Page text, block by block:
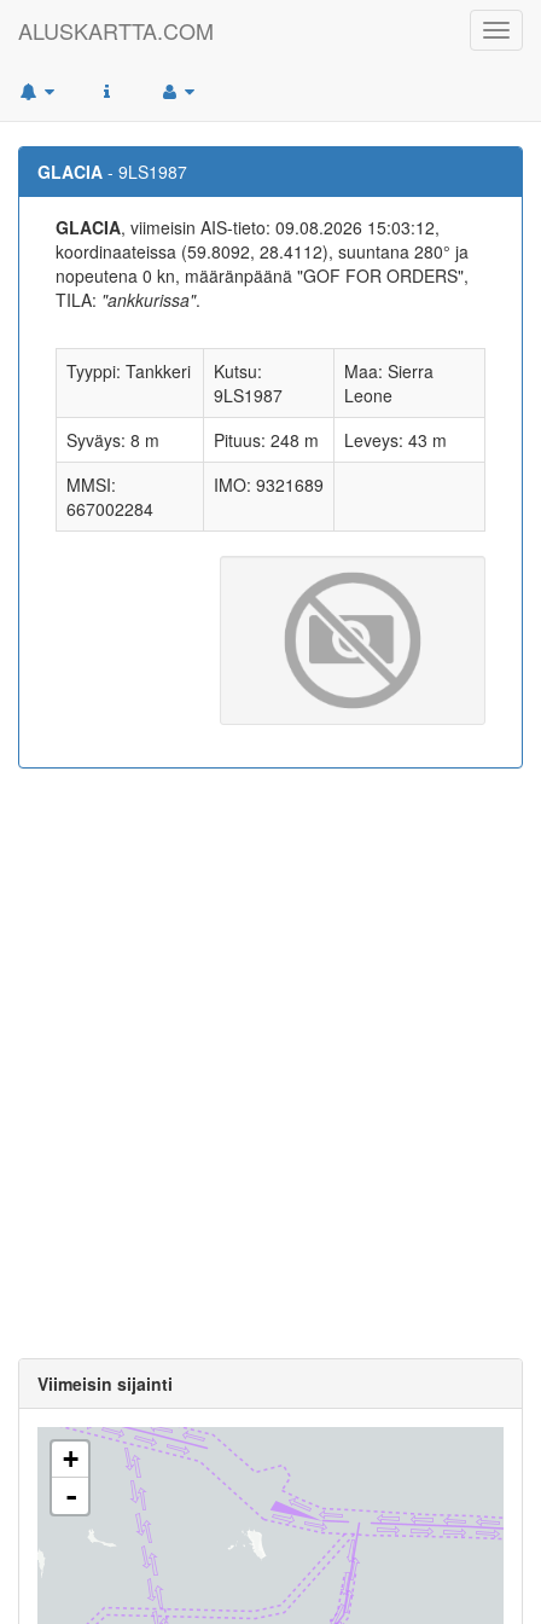
ALUSKARTTA.COM
GLACIA - 9LS1987
GLACIA, viimeisin AIS-tieto: 09.08.2026 15:03:12,
koordinaateissa (59.8092, 28.4112), suuntana 280° ja
nopeutena 0 kn, määränpäänä "GOF FOR ORDERS",
TILA: "ankkurissa".
Tyyppi: Tankkeri
Kutsu:
9LS1987
Maa: Sierra
Leone
Syväys: 8 m
Pituus: 248 m
Leveys: 43 m
MMSI:
667002284
IMO: 9321689
Viimeisin sijainti
+
-